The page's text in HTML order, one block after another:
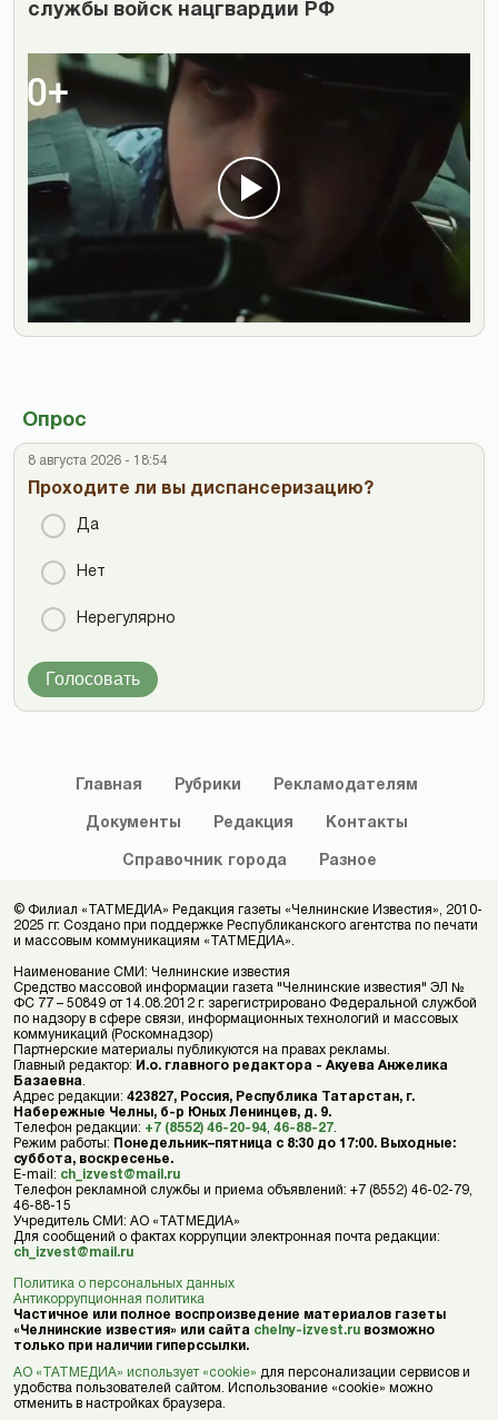
службы войск нацгвардии РФ
Опрос
8 августа 2026 - 18:54
Проходите ли вы диспансеризацию?
Да
Нет
Нерегулярно
Голосовать
Главная Рубрики Рекламодателям
Документы Редакция Контакты
Справочник города Разное
© Филиал «ТАТМЕДИА» Редакция газеты «Челнинские Известия», 2010-
2025 гг. Создано при поддержке Республиканского агентства по печати
и массовым коммуникациям «ТАТМЕДИА».
Наименование СМИ: Челнинские известия
Средство массовой информации газета "Челнинские известия" ЭЛ №
ФС 77 – 50849 от 14.08.2012 г. зарегистрировано Федеральной службой
по надзору в сфере связи, информационных технологий и массовых
коммуникаций (Роскомнадзор)
Партнерские материалы публикуются на правах рекламы.
Главный редактор: И.о. главного редактора - Акуева Анжелика
Базаевна
Адрес редакции: 423827, Россия, Республика Татарстан, г.
Набережные Челны, б-р Юных Ленинцев, д. 9.
Телефон редакции: +7 (8552) 46-20-94 46-88-27
Режим работы: Понедельник–пятница с 8:30 до 17:00. Выходные:
суббота, воскресенье.
E-mail: ch_izvest@mail.ru
Телефон рекламной службы и приема объявлений: +7 (8552) 46-02-79,
46-88-15
Учредитель СМИ: АО «ТАТМЕДИА»
Для сообщений о фактах коррупции электронная почта редакции:
ch_izvest@mail.ru
Политика о персональных данных
Антикоррупционная политика
Частичное или полное воспроизведение материалов газеты
«Челнинские известия» или сайта chelny-izvest.ru возможно
только при наличии гиперссылки.
АО «ТАТМЕДИА» использует «cookie» для персонализации сервисов и
удобства пользователей сайтом. Использование «cookie» можно
отменить в настройках браузера.